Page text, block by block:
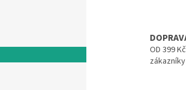
OD 399
zákazníky